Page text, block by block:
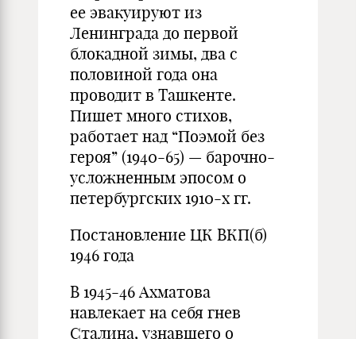
ее эвакуируют из
Ленинграда до первой
блокадной зимы, два с
половиной года она
проводит в Ташкенте.
Пишет много стихов,
работает над “Поэмой без
героя” (1940-65) — барочно-
усложненным эпосом о
петербургских 1910-х гг.
Постановление ЦК ВКП(б)
1946 года
В 1945-46 Ахматова
навлекает на себя гнев
Сталина, узнавшего о